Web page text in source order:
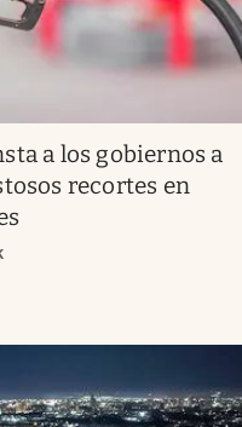
a los gobiernos a
recortes en